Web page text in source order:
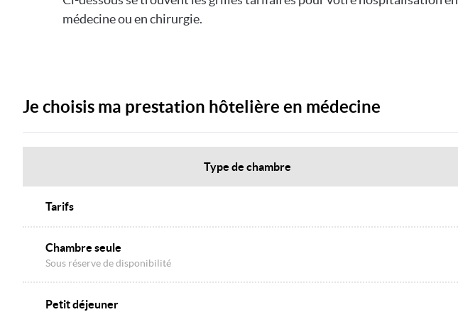
médecine ou en chirurgie.
Je choisis ma prestation hôtelière en médecine
Type de chambre
Tarifs
Chambre seule
Sous réserve de disponibilité
Petit déjeuner